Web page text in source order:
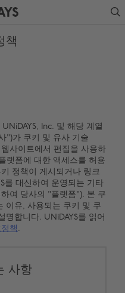
Search
책
Inc. 및 해당 계열
")가 쿠키 및 유사 기술
사이트에서 편집을 사용하
랫폼에 대한 액세스를 허용
정책이 게시되거나 링크
를 대신하여 운영되는 기타
여 당사의 "플랫폼"). 본 쿠
이유, 사용되는 쿠키 및 쿠
명합니다. UNiDAYS를 읽어
책 .
사항